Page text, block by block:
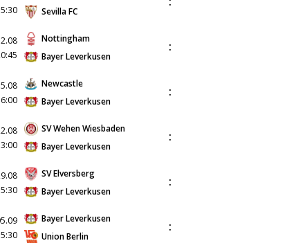
Sevilla FC
Nottingham
Bayer Leverkusen
:
Newcastle
Bayer Leverkusen
:
SV Wehen Wiesbaden
Bayer Leverkusen
:
SV Elversberg
Bayer Leverkusen
:
Bayer Leverkusen
Union Berlin
: